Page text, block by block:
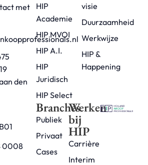
met
den
0008
HIP
Academie
HIP MVOI
HIP A.I.
HIP
Juridisch
HIP Select
visie
Duurzaamheid
Werkwijze
HIP &
Happening
Branches
Publiek
Privaat
Cases
Werken
bij
HIP
Carrière
Interim